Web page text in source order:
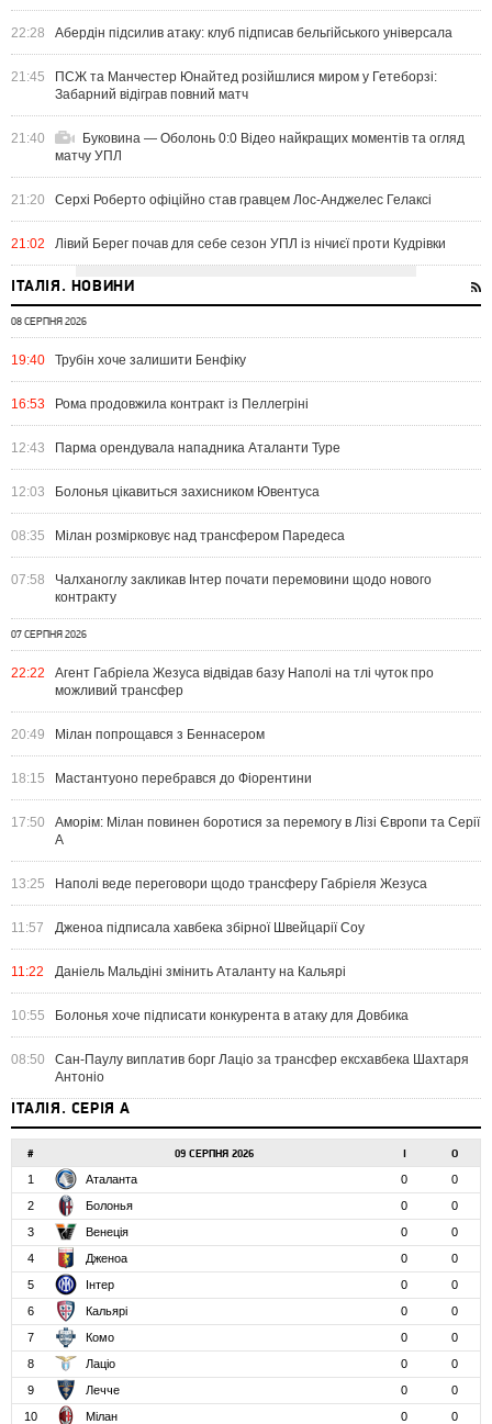
22:28 Абердін підсилив атаку: клуб підписав бельгійського універсала
21:45
ПСЖ та Манчестер Юнайтед розійшлися миром у Гетеборзі:
Забарний відіграв повний матч
21:40
Буковина — Оболонь 0:0 Відео найкращих моментів та огляд
матчу УПЛ
21:20 Серхі Роберто офіційно став гравцем Лос-Анджелес Гелаксі
21:02 Лівий Берег почав для себе сезон УПЛ із нічиєї проти Кудрівки
ІТАЛІЯ. НОВИНИ
08 СЕРПНЯ 2026
19:40 Трубін хоче залишити Бенфіку
16:53 Рома продовжила контракт із Пеллегріні
12:43 Парма орендувала нападника Аталанти Туре
12:03 Болонья цікавиться захисником Ювентуса
08:35 Мілан розмірковує над трансфером Паредеса
07:58
Чалханоглу закликав Інтер почати перемовини щодо нового
контракту
07 СЕРПНЯ 2026
22:22
Агент Габріела Жезуса відвідав базу Наполі на тлі чуток про
можливий трансфер
20:49 Мілан попрощався з Беннасером
18:15 Мастантуоно перебрався до Фіорентини
17:50
Аморім: Мілан повинен боротися за перемогу в Лізі Європи та Серії
А
13:25 Наполі веде переговори щодо трансферу Габріеля Жезуса
11:57 Дженоа підписала хавбека збірної Швейцарії Соу
11:22 Даніель Мальдіні змінить Аталанту на Кальярі
10:55 Болонья хоче підписати конкурента в атаку для Довбика
08:50
Сан-Паулу виплатив борг Лаціо за трансфер ексхавбека Шахтаря
Антоніо
ІТАЛІЯ. СЕРІЯ А
# 09 СЕРПНЯ 2026 О
1 Аталанта 0
0
2
Болонья 0
0
3
Венеція 0
0
4
Дженоа 0
0
5
Інтер 0
0
6
Кальярі 0
0
7
Комо 0
0
8
Лаціо 0
0
9
Лечче 0
0
10
Мілан 0
0